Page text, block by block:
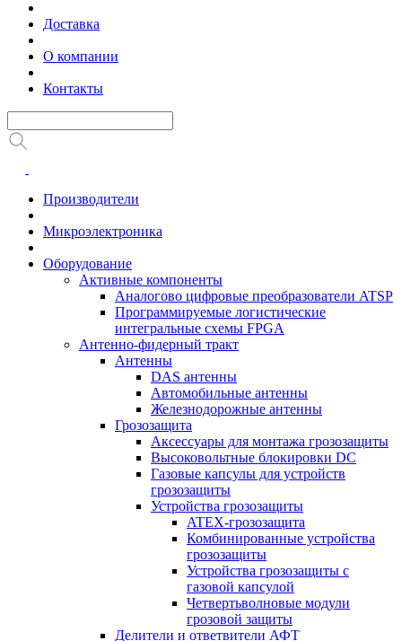
Доставка
О компании
Контакты
Производители
Микроэлектроника
Оборудование
Активные компоненты
Аналогово цифровые преобразователи ATSP
Программируемые логистические
интегральные схемы FPGA
Антенно-фидерный тракт
Антенны
DAS антенны
Автомобильные антенны
Железнодорожные антенны
Грозозащита
Аксессуары для монтажа грозозащиты
Высоковольтные блокировки DC
Газовые капсулы для устройств
грозозащиты
Устройства грозозащиты
ATEX-грозозащита
Комбинированные устройства
грозозащиты
Устройства грозозащиты с
газовой капсулой
Четвертьволновые модули
грозовой защиты
Делители и ответвители АФТ